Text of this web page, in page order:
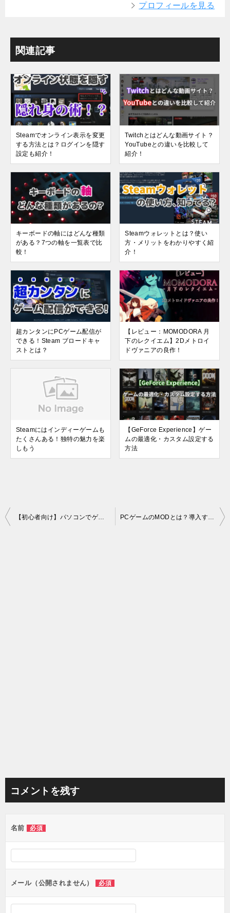
プロフィールを見る
関連記事
Steamでオンライン表示を変更
する方法とは？ログインを隠す
設定も紹介！
Twitchとはどんな動画サイト？
YouTubeとの違いを比較して
紹介！
キーボードの軸にはどんな種類
がある？7つの軸を一覧表で比
較！
Steamウォレットとは？使い
方・メリットをわかりやすく紹
介！
超カンタンにPCゲーム配信が
できる！Steam ブロードキャ
ストとは？
【レビュー：MOMODORA 月
下のレクイエム】2Dメトロイ
ドヴァニアの良作！
Steamにはインディーゲームも
たくさんある！独特の魅力を楽
しもう
【GeForce Experience】ゲー
ムの最適化・カスタム設定する
方法
投
【初心者向け】パソコンでゲームをプレイする3つの手順まとめ PCゲームのMODとは？導入すると何が変わる？【メリット・デメリット】
コメントを残す
名前 必須
メール（公開されません） 必須